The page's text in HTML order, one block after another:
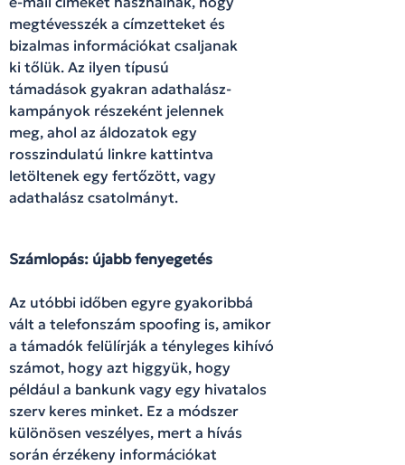
megtévesszék a címzetteket és
bizalmas információkat csaljanak
ki tőlük. Az ilyen típusú
támadások gyakran adathalász-
kampányok részeként jelennek
meg, ahol az áldozatok egy
rosszindulatú linkre kattintva
letöltenek egy fertőzött, vagy
adathalász csatolmányt.
Számlopás: újabb fenyegetés
Az utóbbi időben egyre gyakoribbá
vált a telefonszám spoofing is, amikor
a támadók felülírják a tényleges kihívó
számot, hogy azt higgyük, hogy
például a bankunk vagy egy hivatalos
szerv keres minket. Ez a módszer
különösen veszélyes, mert a hívás
során érzékeny információkat